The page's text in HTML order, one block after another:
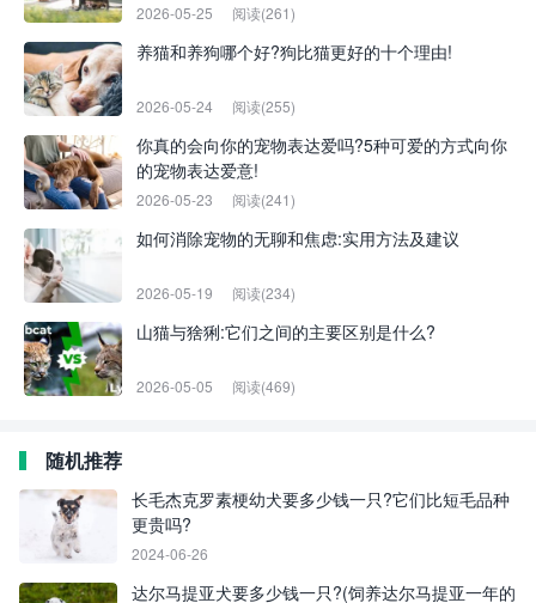
2026-05-25 阅读(261)
养猫和养狗哪个好?狗比猫更好的十个理由!
2026-05-24 阅读(255)
你真的会向你的宠物表达爱吗?5种可爱的方式向你
的宠物表达爱意!
2026-05-23 阅读(241)
如何消除宠物的无聊和焦虑:实用方法及建议
2026-05-19 阅读(234)
山猫与猞猁:它们之间的主要区别是什么?
2026-05-05 阅读(469)
随机推荐
长毛杰克罗素梗幼犬要多少钱一只?它们比短毛品种
更贵吗?
2024-06-26
达尔马提亚犬要多少钱一只?(饲养达尔马提亚一年的